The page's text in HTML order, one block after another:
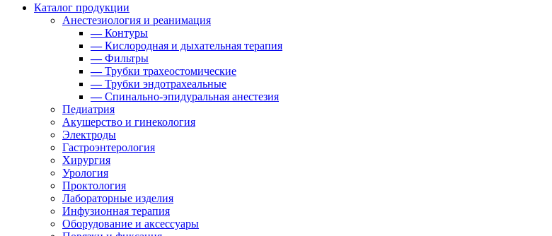
Каталог продукции
Анестезиология и реанимация
—Контуры
—Кислородная и дыхательная терапия
—Фильтры
—Трубки трахеостомические
—Трубки эндотрахеальные
—Спинально-эпидуральная анестезия
Педиатрия
Акушерство и гинекология
Электроды
Гастроэнтерология
Хирургия
Урология
Проктология
Лабораторные изделия
Инфузионная терапия
Оборудование и аксессуары